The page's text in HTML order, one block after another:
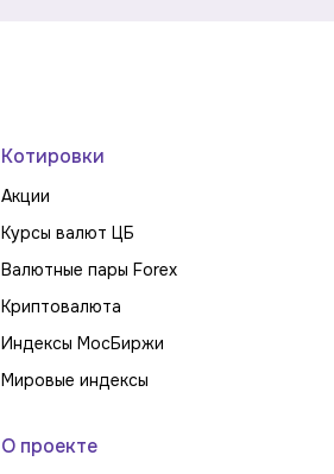
Котировки
Акции
Курсы валют ЦБ
Валютные пары Forex
Криптовалюта
Индексы МосБиржи
Мировые индексы
О проекте